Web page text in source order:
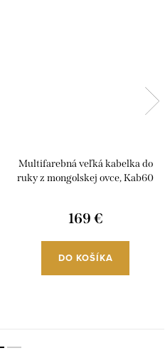
Multifarebná veľká kabelka do
ruky z mongolskej ovce, Kab60
169 €
DO KOŠÍKA